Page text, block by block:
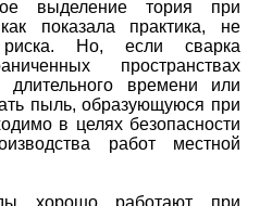
выделение тория при
показала практика, не
Но, если сварка
пространствах
времени или
пыль, образующуюся при
в целях безопасности
работ местной
хорошо работают при